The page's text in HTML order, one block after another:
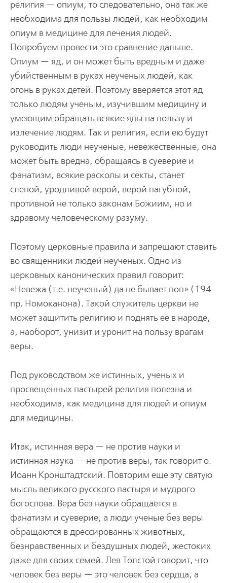
религия — опиум, то следовательно, она так же
необходима для пользы людей, как необходим
опиум в медицине для лечения людей.
Попробуем провести это сравнение дальше.
Опиум — яд, и он может быть вредным и даже
убийственным в руках неученых людей, как
огонь в руках детей. Поэтому вверяется этот яд
только людям ученым, изучившим медицину и
умеющим обращать всякие яды на пользу и
излечение людям. Так и религия, если ею будут
руководить люди неученые, невежественные, она
может быть вредна, обращаясь в суеверие и
фанатизм, всякие расколы и секты, станет
слепой, уродливой верой, верой пагубной,
противной не только законам Божиим, но и
здравому человеческому разуму.
Поэтому церковные правила и запрещают ставить
во священники людей неученых. Одно из
церковных канонических правил говорит:
«Невежа (т.е. неученый) да не бывает поп» (194
пр. Номоканона). Такой служитель церкви не
может защитить религию и поднять ее в народе,
а, наоборот, унизит и уронит на пользу врагам
веры.
Под руководством же истинных, ученых и
просвещенных пастырей религия полезна и
необходима, как медицина для людей и опиум
для медицины.
Итак, истинная вера — не против науки и
истинная наука — не против веры, так говорит о.
Иоанн Кронштадтский. Повторим еще эту святую
мысль великого русского пастыря и мудрого
богослова. Вера без науки обращается в
фанатизм и суеверие, а люди ученые без веры
обращаются в дрессированных животных,
безнравственных и бездушных людей, жестоких
даже для своих семей. Лев Толстой говорит, что
человек без веры — это человек без сердца, а